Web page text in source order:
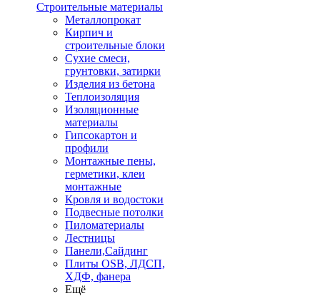
Строительные материалы
Металлопрокат
Кирпич и
строительные блоки
Сухие смеси,
грунтовки, затирки
Изделия из бетона
Теплоизоляция
Изоляционные
материалы
Гипсокартон и
профили
Монтажные пены,
герметики, клеи
монтажные
Кровля и водостоки
Подвесные потолки
Пиломатериалы
Лестницы
Панели,Сайдинг
Плиты OSB, ЛДСП,
ХДФ, фанера
Ещё